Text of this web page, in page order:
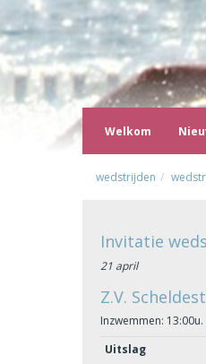
Welkom
wedstrijden
Invitatie
21 april
Z.V.
Inzwemmen:
Uitslag